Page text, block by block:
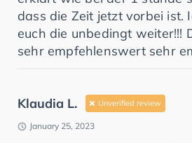
dass die Zeit jetzt vorbei ist.
euch die unbedingt weiter!!!
sehr empfehlenswert sehr
Klaudia L. Unverified review
January 25, 2023